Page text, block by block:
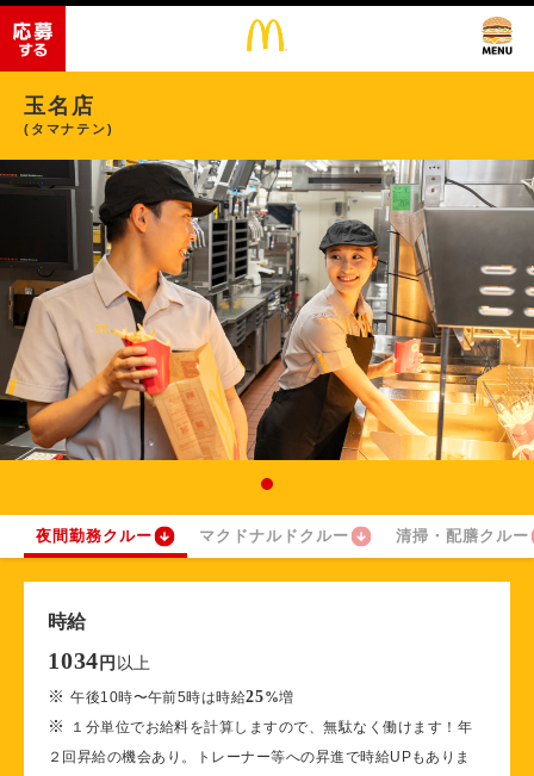
玉名店
(タマナテン)
夜間勤務クルー マクドナルドクルー 清掃・配膳クルー
時給
1034 円 以上
※午後10時〜午前5時は時給25%増
※
１分単位でお給料を計算しますので、無駄なく働けます！年
２回昇給の機会あり。トレーナー等への昇進で時給UPもありま